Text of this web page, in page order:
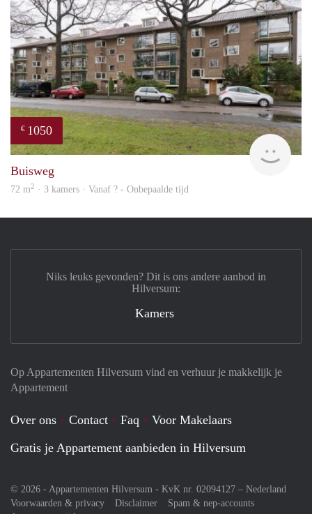
€ 1050
Buisweg
72 m2 · 3 kamers · Vanaf ? - Onbepaalde tijd
Op Appartementen Hilversum vind en verhuur je makkelijk je
Appartement
Over ons Contact Faq
Voor Makelaars
Gratis je Appartement aanbieden in Hilversum
© 2026 - Appartementen Hilversum - KvK nr. 02094127 – Nederland
Voorwaarden & privacy
Disclaimer
Spam & nep-accounts
Niks leuks gevonden? Dit is ons andere aanbod in
Hilversum:
Kamers